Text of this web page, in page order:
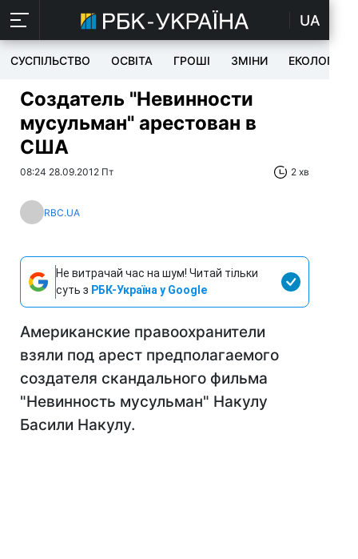
UA
СУСПІЛЬСТВО ОСВІТА ГРОШІ ЗМІНИ ЕКОЛОГІЯ
Создатель "Невинности
мусульман" арестован в
США
08:24 28.09.2012 Пт 2 хв
RBC.UA
Не витрачай час на шум! Читай тільки
суть з РБК-Україна у Google
Американские правоохранители
взяли под арест предполагаемого
создателя скандального фильма
"Невинность мусульман" Накулу
Басили Накулу.